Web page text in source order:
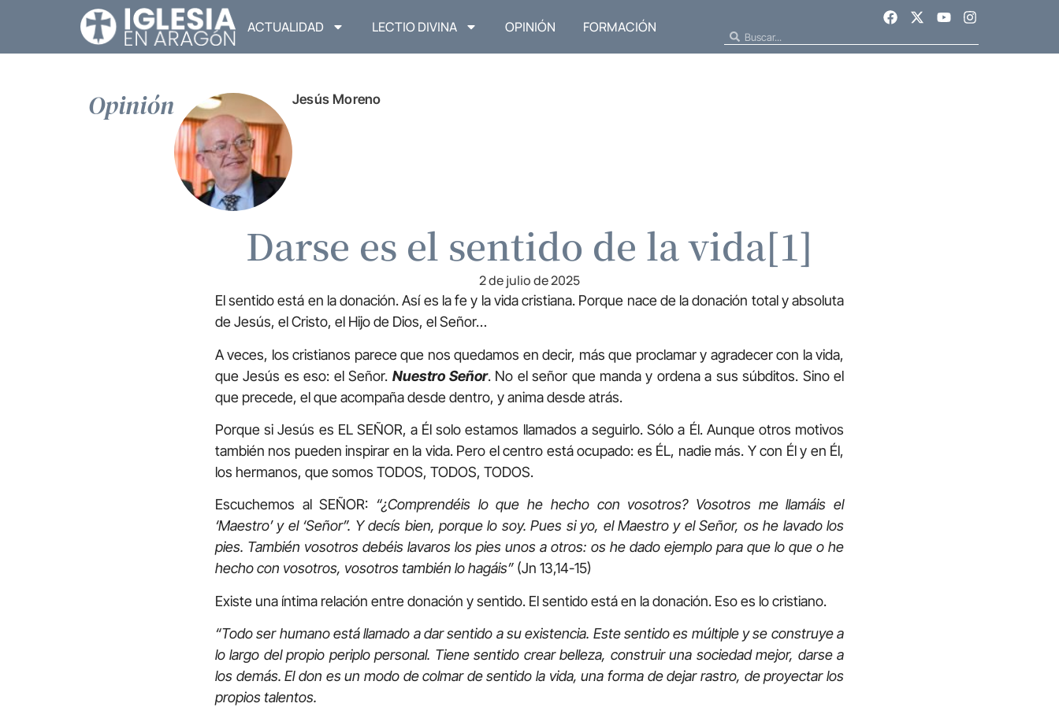
ACTUALIDAD LECTIO DIVINA OPINIÓN FORMACIÓN
Opinión Jesús Moreno
Darse es el sentido de la vida[1]
2 de julio de 2025
El sentido está en la donación. Así es la fe y la vida cristiana. Porque nace de la donación total y absoluta
de Jesús, el Cristo, el Hijo de Dios, el Señor…
A veces, los cristianos parece que nos quedamos en decir, más que proclamar y agradecer con la vida,
que Jesús es eso: el Señor. Nuestro Señor. No el señor que manda y ordena a sus súbditos. Sino el
que precede, el que acompaña desde dentro, y anima desde atrás.
Porque si Jesús es EL SEÑOR, a Él solo estamos llamados a seguirlo. Sólo a Él. Aunque otros motivos
también nos pueden inspirar en la vida. Pero el centro está ocupado: es ÉL, nadie más. Y con Él y en Él,
los hermanos, que somos TODOS, TODOS, TODOS.
Escuchemos al SEÑOR: “¿Comprendéis lo que he hecho con vosotros? Vosotros me llamáis el
‘Maestro’ y el ‘Señor”. Y decís bien, porque lo soy. Pues si yo, el Maestro y el Señor, os he lavado los
pies. También vosotros debéis lavaros los pies unos a otros: os he dado ejemplo para que lo que o he
hecho con vosotros, vosotros también lo hagáis” (Jn 13,14-15)
Existe una íntima relación entre donación y sentido. El sentido está en la donación. Eso es lo cristiano.
“Todo ser humano está llamado a dar sentido a su existencia. Este sentido es múltiple y se construye a
lo largo del propio periplo personal. Tiene sentido crear belleza, construir una sociedad mejor, darse a
los demás. El don es un modo de colmar de sentido la vida, una forma de dejar rastro, de proyectar los
propios talentos.